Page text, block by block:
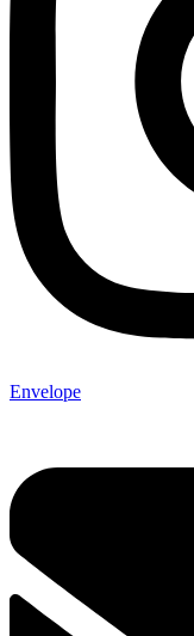
Envelope